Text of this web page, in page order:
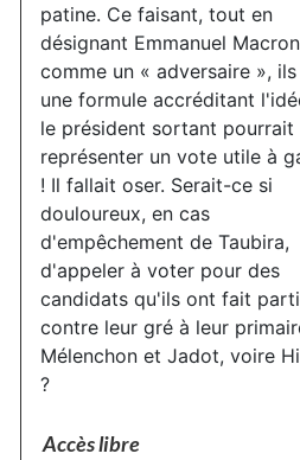
patine. Ce faisant, tout en
désignant Emmanuel Macron
comme un « adversaire »,
une formule accréditant
le président sortant pourrait
représenter un vote utile à
! Il fallait oser. Serait-ce si
douloureux, en cas
d'empêchement de Taubira,
d'appeler à voter pour des
candidats qu'ils ont fait
contre leur gré à leur
Mélenchon et Jadot, voire
?
Accès libre